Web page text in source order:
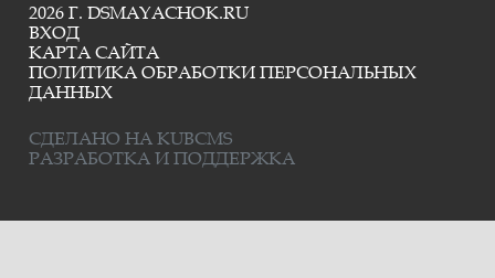
2026 Г. DSMAYACHOK.RU
ВХОД
КАРТА САЙТА
ПОЛИТИКА ОБРАБОТКИ ПЕРСОНАЛЬНЫХ
ДАННЫХ
СДЕЛАНО НА KUBCMS
РАЗРАБОТКА И ПОДДЕРЖКА